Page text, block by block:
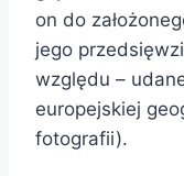
on do
jego
względu –
europejskiej
fotografii).